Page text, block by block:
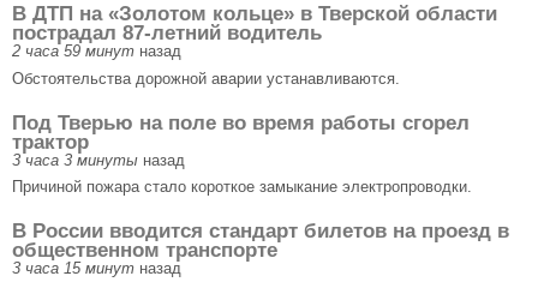
В ДТП на «Золотом кольце» в Тверской области
пострадал 87-летний водитель
2 часа 59 минут назад
Обстоятельства дорожной аварии устанавливаются.
Под Тверью на поле во время работы сгорел
трактор
3 часа 3 минуты назад
Причиной пожара стало короткое замыкание электропроводки.
В России вводится стандарт билетов на проезд в
общественном транспорте
3 часа 15 минут назад